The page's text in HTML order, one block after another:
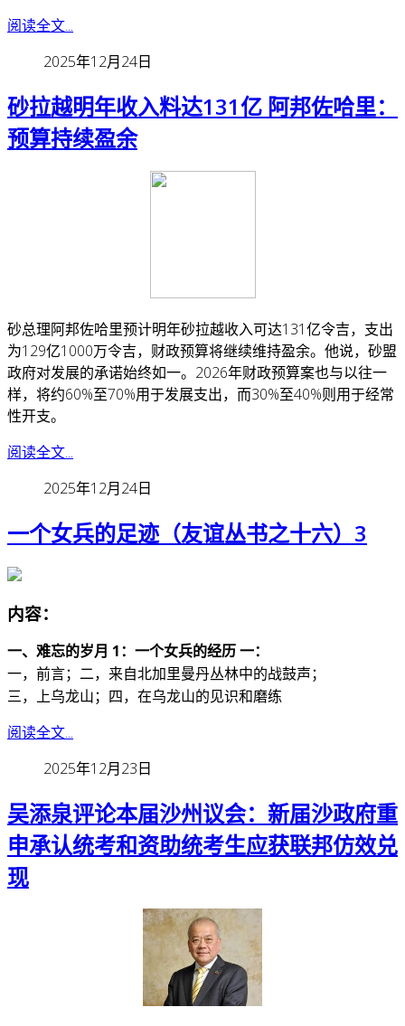
阅读全文...
2025年12月24日
砂拉越明年收入料达131亿 阿邦佐哈里：
预算持续盈余
砂总理阿邦佐哈里预计明年砂拉越收入可达131亿令吉，支出
为129亿1000万令吉，财政预算将继续维持盈余。 他说，砂盟
政府对发展的承诺始终如一。2026年财政预算案也与以往一
样，将约60%至70%用于发展支出，而30%至40%则用于经常
性开支。
阅读全文...
2025年12月24日
一个女兵的足迹（友谊丛书之十六）3
内容：
一、难忘的岁月 1：一个女兵的经历 一：
一，前言；二，来自北加里曼丹丛林中的战鼓声；
三，上乌龙山；四，在乌龙山的见识和磨练
阅读全文...
2025年12月23日
吴添泉评论本届沙州议会：新届沙政府重
申承认统考和资助统考生应获联邦仿效兑
现